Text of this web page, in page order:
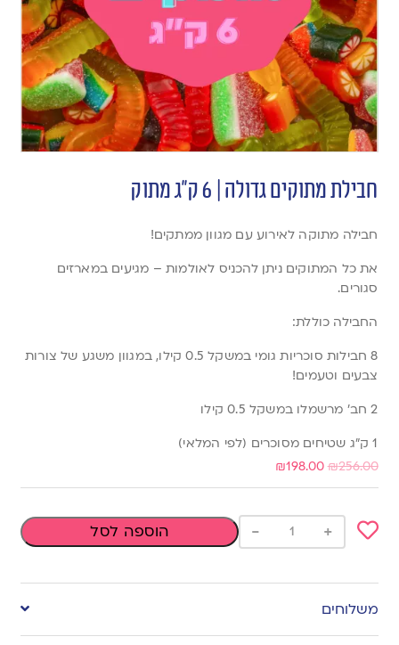
חבילת מתוקים גדולה | 6 ק”ג מתוק
חבילה מתוקה לאירוע עם מגוון ממתקים!
את כל המתוקים ניתן להכניס לאולמות – מגיעים במארזים
סגורים.
החבילה כוללת:
8 חבילות סוכריות גומי במשקל 0.5 קילו, במגוון משגע של צורות
צבעים וטעמים!
2 חב’ מרשמלו במשקל 0.5 קילו
1 ק”ג שטיחים מסוכרים (לפי המלאי)
₪256.00
₪198.00
to
wishlist
+
- הוספה לסל
משלוחים